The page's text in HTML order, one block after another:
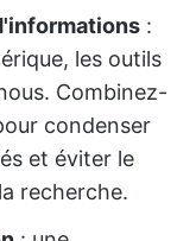
:
les outils
Combinez-
condenser
et éviter le
recherche.